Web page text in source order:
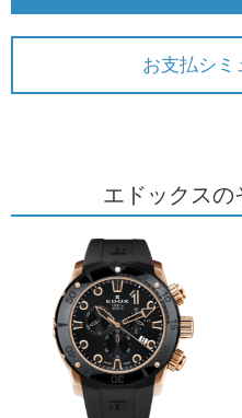
お支払シミ
エドックスの